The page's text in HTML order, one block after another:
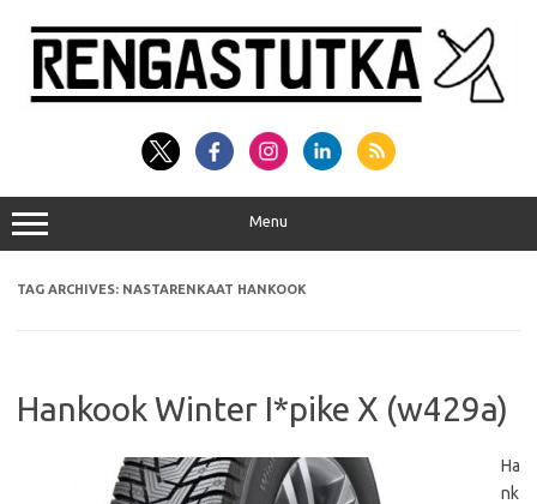
content
Menu
TAG ARCHIVES: NASTARENKAAT HANKOOK
Hankook Winter I*pike X (w429a)
Ha
nk